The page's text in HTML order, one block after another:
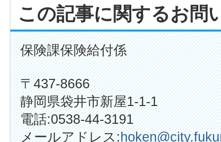
この記事に関するお問
保険課保険給付係
〒437-8666
静岡県袋井市新屋1-1-1
電話:0538-44-3191
メールアドレス: